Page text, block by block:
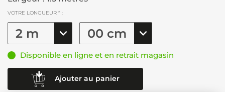
VOTRE LONGUEUR * :
Disponible en ligne et en retrait magasin
Ajouter au panier